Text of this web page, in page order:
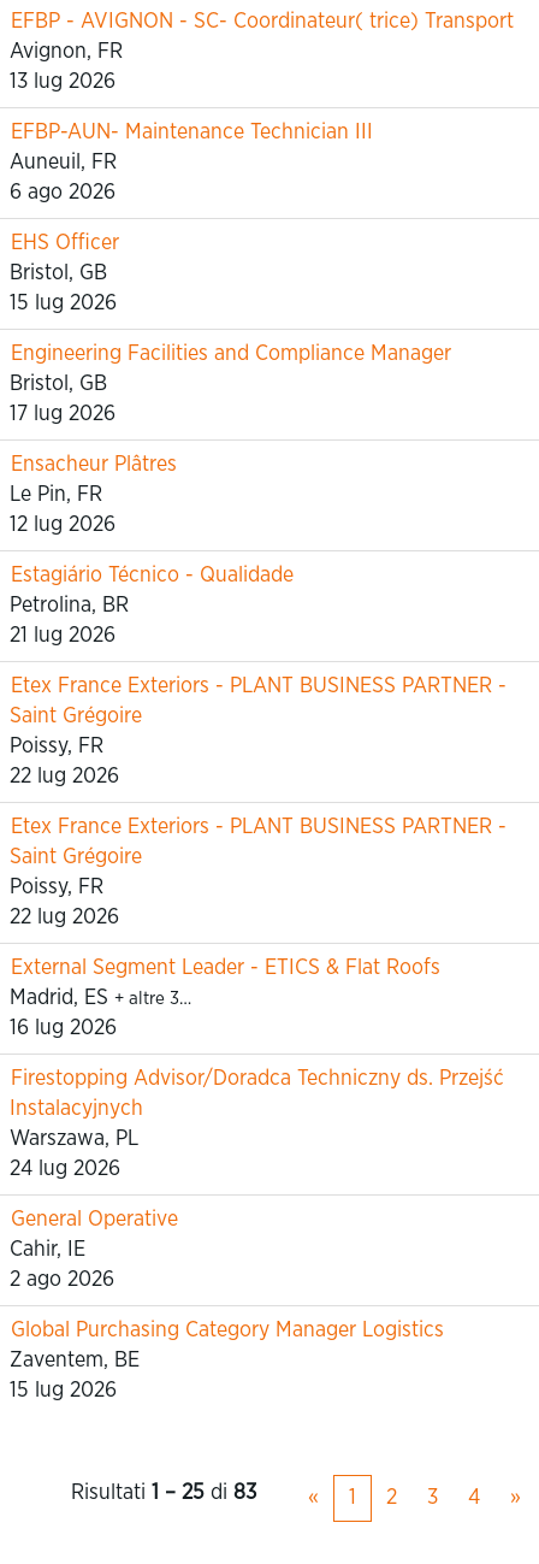
EFBP - AVIGNON - SC- Coordinateur( trice) Transport
Avignon, FR
13 lug 2026
EFBP-AUN- Maintenance Technician III
Auneuil, FR
6 ago 2026
EHS Officer
Bristol, GB
15 lug 2026
Engineering Facilities and Compliance Manager
Bristol, GB
17 lug 2026
Ensacheur Plâtres
Le Pin, FR
12 lug 2026
Estagiário Técnico - Qualidade
Petrolina, BR
21 lug 2026
Etex France Exteriors - PLANT BUSINESS PARTNER -
Saint Grégoire
Poissy, FR
22 lug 2026
Etex France Exteriors - PLANT BUSINESS PARTNER -
Saint Grégoire
Poissy, FR
22 lug 2026
External Segment Leader - ETICS & Flat Roofs
Madrid, ES + altre 3…
16 lug 2026
Firestopping Advisor/Doradca Techniczny ds. Przejść
Instalacyjnych
Warszawa, PL
24 lug 2026
General Operative
Cahir, IE
2 ago 2026
Global Purchasing Category Manager Logistics
Zaventem, BE
15 lug 2026
Risultati 1 – 25 di 83 « 1 2 3 4 »